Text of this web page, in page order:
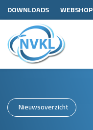
DOWNLOADS WEBSHOP
Nieuwsoverzicht